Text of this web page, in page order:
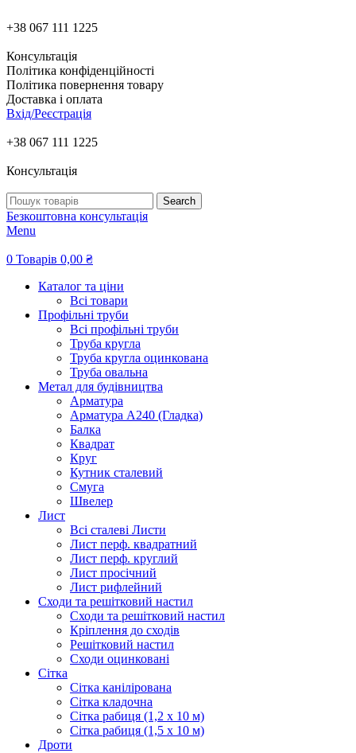
+38 067 111 1225
Консультація
Політика конфіденційності
Політика повернення товару
Доставка і оплата
Вхід/Реєстрація
+38 067 111 1225
Консультація
Search
Безкоштовна консультація
Menu
0 Товарів 0,00 ₴
Каталог та ціни
Всі товари
Профільні труби
Всі профільні труби
Труба кругла
Труба кругла оцинкована
Труба овальна
Метал для будівництва
Арматура
Арматура А240 (Гладка)
Балка
Квадрат
Круг
Кутник сталевий
Смуга
Швелер
Лист
Всі сталеві Листи
Лист перф. квадратний
Лист перф. круглий
Лист просічний
Лист рифлейний
Сходи та решітковий настил
Сходи та решітковий настил
Кріплення до сходів
Решітковий настил
Сходи оцинковані
Сітка
Сітка канілірована
Сітка кладочна
Сітка рабиця (1,2 x 10 м)
Сітка рабиця (1,5 x 10 м)
Дроти